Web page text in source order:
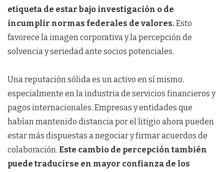
etiqueta de estar bajo investigación o de
incumplir normas federales de valores.Esto
favorece la imagen corporativa y la percepción de
solvencia y seriedad ante socios potenciales.
Una reputación sólida es un activo en sí mismo,
especialmente en la industria de servicios financieros y
pagos internacionales. Empresas y entidades que
habían mantenido distancia por el litigio ahora pueden
estar más dispuestas a negociar y firmar acuerdos de
colaboración. Este cambio de percepción también
puede traducirse en mayor confianza de los